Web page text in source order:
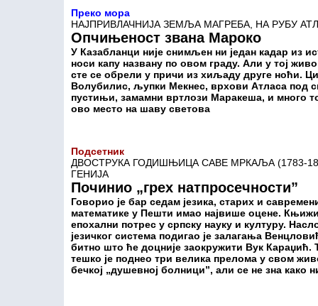
Преко мора
НАЈПРИВЛАЧНИЈА ЗЕМЉА МАГРЕБА, НА РУБУ
Опчињеност звана Мароко
У Казабланци није снимљен ни један кадар из
носи капу названу по овом граду. Али у тој
сте се обрели у причи из хиљаду друге ноћи.
Волубилис, љупки Мекнес, врхови Атласа под
пустињи, замамни вртлози Маракеша, и много
ово место на шаву светова
Подсетник
ДВОСТРУКА ГОДИШЊИЦА САВЕ МРКАЉА (1783-
ГЕНИЈА
Починио „грех натпросечности”
Говорио је бар седам језика, старих и
математике у Пешти имао највише оцене.
епохални потрес у српску науку и културу.
језичког система подигао је залагања
битно што ће доцније заокружити Вук
тешко је поднео три велика прелома у свом
бечкој „душевној болници”, али се не зна како